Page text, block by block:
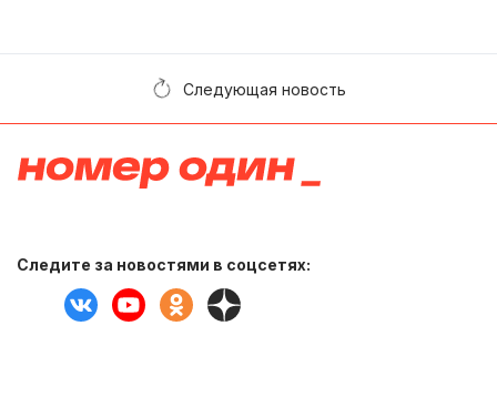
Следующая новость
Следите за новостями в соцсетях: